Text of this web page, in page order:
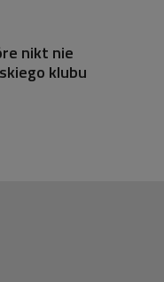
nikt nie
klubu